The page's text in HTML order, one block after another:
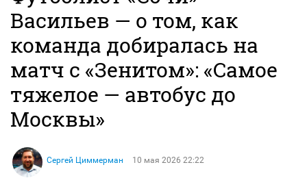
Васильев — о том, как
команда добиралась на
матч с «Зенитом»: «Самое
тяжелое — автобус до
Москвы»
Сергей Циммерман 10 мая 2026 22:22